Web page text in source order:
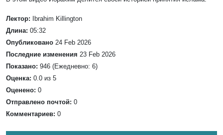
Лектор:
Ibrahim Killington
Длина: 05:32
Опубликовано 24 Feb 2026
Последние изменения 23 Feb 2026
Показано: 946 (Ежедневно: 6)
Оценка: 0.0 из 5
Оценено: 0
Отправлено почтой: 0
Комментариев: 0